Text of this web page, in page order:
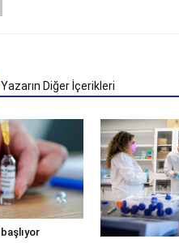
Yazarın Diğer İçerikleri